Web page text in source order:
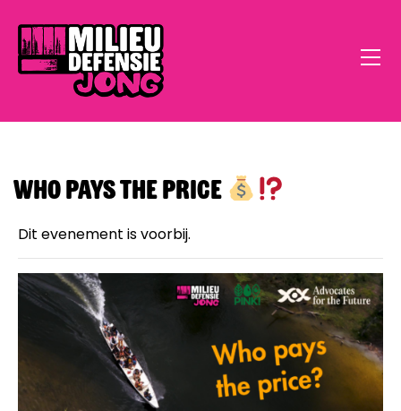
Who pays the price
Home
Open Call
Doe Mee
Klimaatstress
Dit evenement is voorbij.